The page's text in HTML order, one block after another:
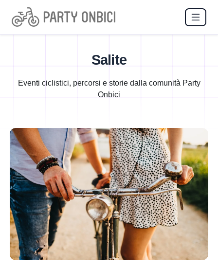
Salite
Eventi ciclistici, percorsi e storie dalla comunità Party
Onbici